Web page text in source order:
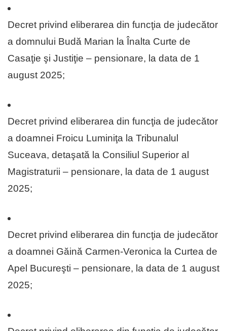
Decret privind eliberarea din funcţia de judecător
a domnului Budă Marian la Înalta Curte de
Casaţie şi Justiţie – pensionare, la data de 1
august 2025;
Decret privind eliberarea din funcţia de judecător
a doamnei Froicu Luminiţa la Tribunalul
Suceava, detaşată la Consiliul Superior al
Magistraturii – pensionare, la data de 1 august
2025;
Decret privind eliberarea din funcţia de judecător
a doamnei Găină Carmen-Veronica la Curtea de
Apel Bucureşti – pensionare, la data de 1 august
2025;